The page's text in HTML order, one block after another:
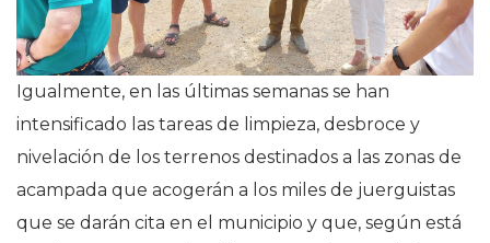
Igualmente, en las últimas semanas se han
intensificado las tareas de limpieza, desbroce y
nivelación de los terrenos destinados a las zonas de
acampada que acogerán a los miles de juerguistas
que se darán cita en el municipio y que, según está